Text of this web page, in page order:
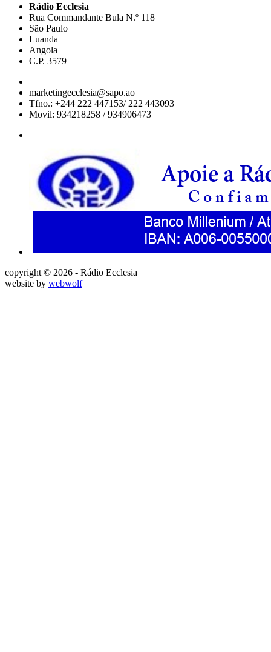
Rádio Ecclesia
Rua Commandante Bula N.º 118
São Paulo
Luanda
Angola
C.P. 3579
marketingecclesia@sapo.ao
Tfno.: +244 222 447153/ 222 443093
Movil: 934218258 / 934906473
copyright © 2026 - Rádio Ecclesia
website by webwolf